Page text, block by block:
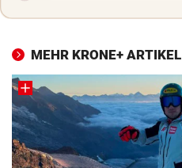
MEHR KRONE+ ARTIKEL